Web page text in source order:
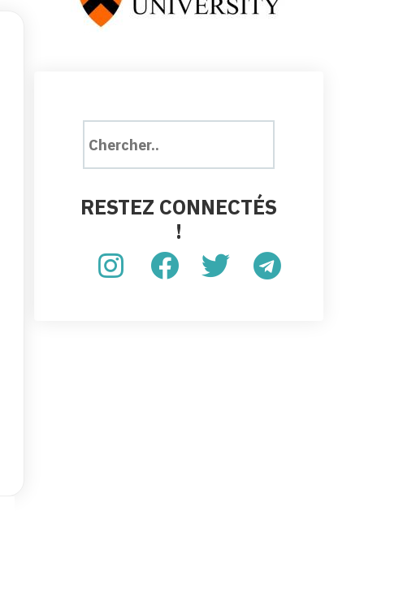
RESTEZ CONNECTÉS
!